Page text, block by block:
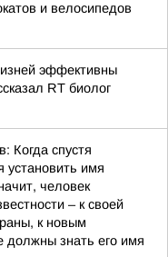
и велосипедов
эффективны
RT биолог
Когда спустя
установить имя
человек
– к своей
к новым
должны знать его имя